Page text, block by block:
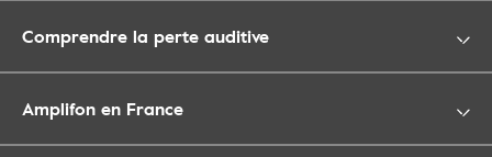
Comprendre la perte auditive
Amplifon en France